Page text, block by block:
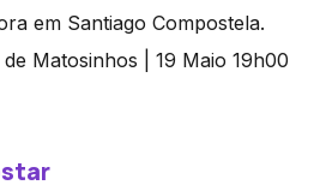
em Santiago Compostela.